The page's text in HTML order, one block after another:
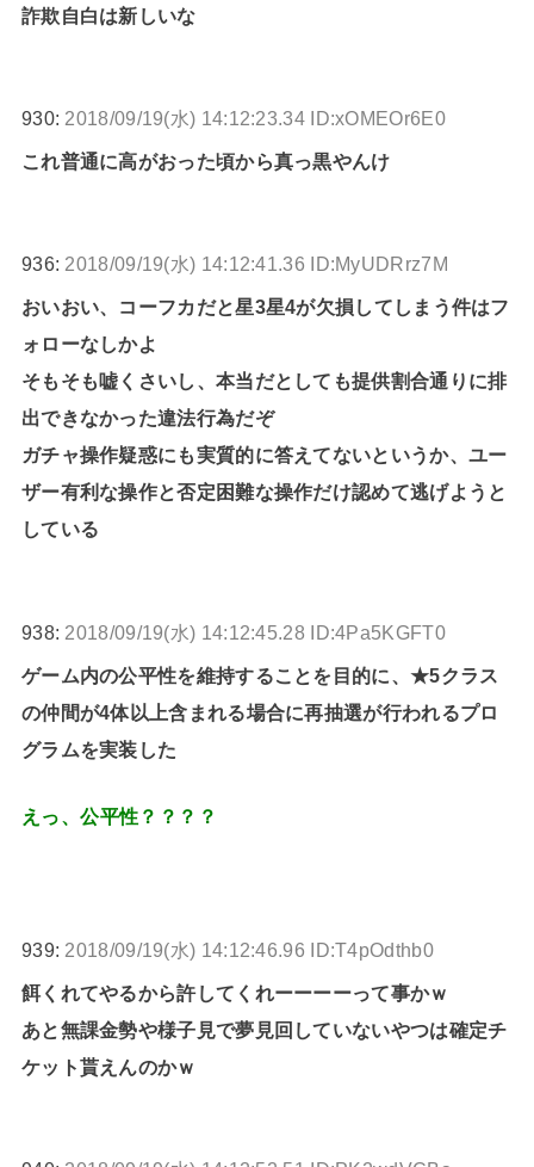
詐欺自白は新しいな
930: 2018/09/19(水) 14:12:23.34 ID:xOMEOr6E0
これ普通に高がおった頃から真っ黒やんけ
936: 2018/09/19(水) 14:12:41.36 ID:MyUDRrz7M
おいおい、コーフカだと星3星4が欠損してしまう件はフ
ォローなしかよ
そもそも嘘くさいし、本当だとしても提供割合通りに排
出できなかった違法行為だぞ
ガチャ操作疑惑にも実質的に答えてないというか、ユー
ザー有利な操作と否定困難な操作だけ認めて逃げようと
している
938: 2018/09/19(水) 14:12:45.28 ID:4Pa5KGFT0
ゲーム内の公平性を維持することを目的に、★5クラス
の仲間が4体以上含まれる場合に再抽選が行われるプロ
グラムを実装した
えっ、公平性？？？？
939: 2018/09/19(水) 14:12:46.96 ID:T4pOdthb0
餌くれてやるから許してくれーーーーって事かｗ
あと無課金勢や様子見で夢見回していないやつは確定チ
ケット貰えんのかｗ